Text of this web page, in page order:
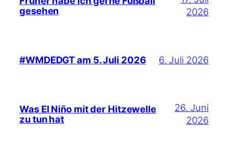
gesehen
2026
#WMDEDGT am 5. Juli 2026 6. Juli 2026
Was El Niño mit der Hitzewelle
zu tun hat
26. Juni
2026